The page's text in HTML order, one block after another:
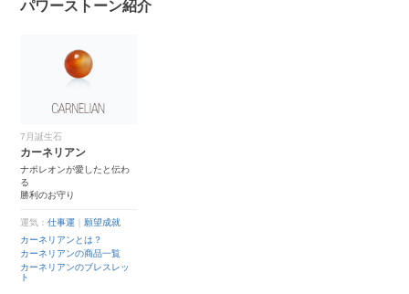
パワーストーン紹介
7月誕生石
カーネリアン
ナポレオンが愛したと伝わ
る
勝利のお守り
運気：仕事運
願望成就
カーネリアンとは？
カーネリアンの商品一覧
カーネリアンのブレスレッ
ト